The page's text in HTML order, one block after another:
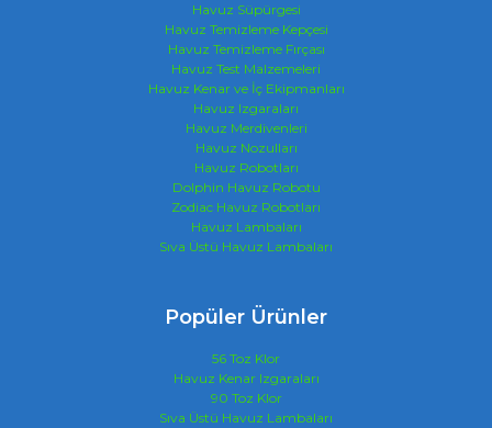
Havuz Süpürgesi
Havuz Temizleme Kepçesi
Havuz Temizleme Fırçası
Havuz Test Malzemeleri
Havuz Kenar ve İç Ekipmanları
Havuz Izgaraları
Havuz Merdivenleri
Havuz Nozulları
Havuz Robotları
Dolphin Havuz Robotu
Zodiac Havuz Robotları
Havuz Lambaları
Sıva Üstü Havuz Lambaları
Popüler Ürünler
56 Toz Klor
Havuz Kenar Izgaraları
90 Toz Klor
Sıva Üstü Havuz Lambaları